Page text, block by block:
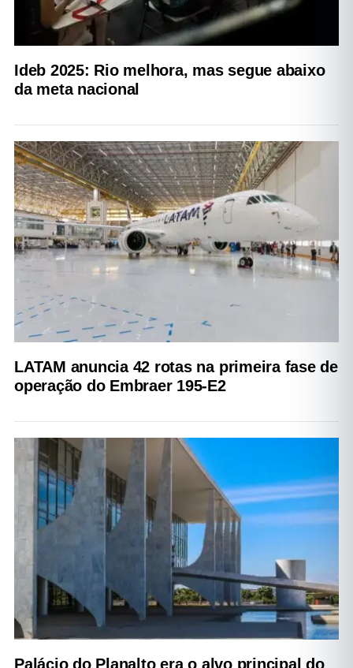
Ideb 2025: Rio melhora, mas segue abaixo
da meta nacional
LATAM anuncia 42 rotas na primeira fase de
operação do Embraer 195-E2
Palácio do Planalto era o alvo principal do